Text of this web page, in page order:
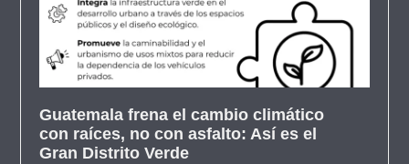
Guatemala frena el cambio climático
con raíces, no con asfalto: Así es el
Gran Distrito Verde